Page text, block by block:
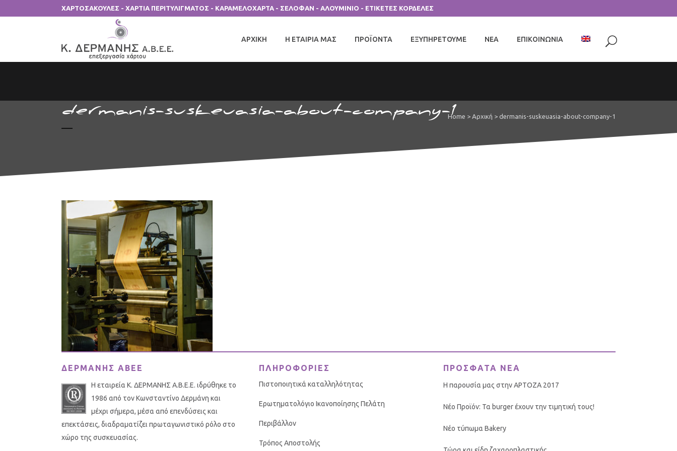
ΧΑΡΤΟΣΑΚΟΥΛΕΣ - ΧΑΡΤΙΑ ΠΕΡΙΤΥΛΙΓΜΑΤΟΣ - ΚΑΡΑΜΕΛΟΧΑΡΤΑ - ΣΕΛΟΦΑΝ - ΑΛΟΥΜΙΝΙΟ - ΕΤΙΚΕΤΕΣ ΚΟΡΔΕΛΕΣ
ΑΡΧΙΚΗ Η ΕΤΑΙΡΙΑ ΜΑΣ ΠΡΟΪΟΝΤΑ ΕΞΥΠΗΡΕΤΟΥΜΕ ΝΕΑ ΕΠΙΚΟΙΝΩΝΙΑ
dermanis-suskeuasia-about-company-1Home > Αρχική > dermanis-suskeuasia-about-company-1
ΔΕΡΜΑΝΗΣ ΑΒΕΕ
Η εταιρεία Κ. ΔΕΡΜΑΝΗΣ Α.Β.Ε.Ε. ιδρύθηκε το
1986 από τον Κωνσταντίνο Δερμάνη και
μέχρι σήμερα, μέσα από επενδύσεις και
επεκτάσεις, διαδραματίζει πρωταγωνιστικό ρόλο στο
χώρο της συσκευασίας.
ΠΛΗΡΟΦΟΡΙΕΣ
Πιστοποιητικά καταλληλότητας
Ερωτηματολόγιο Ικανοποίησης Πελάτη
Περιβάλλον
Τρόπος Αποστολής
ΠΡΟΣΦΑΤΑ ΝΕΑ
Η παρουσία μας στην ΑΡΤΟΖΑ 2017
Νέο Προϊόν: Τα burger έχουν την τιμητική τους!
Νέο τύπωμα Bakery